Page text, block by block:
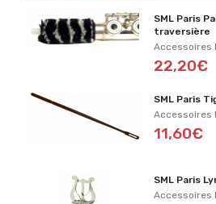
SML Paris
traversière
Accessoires
22,20€
SML Paris
Accessoires
11,60€
SML Paris
Accessoires